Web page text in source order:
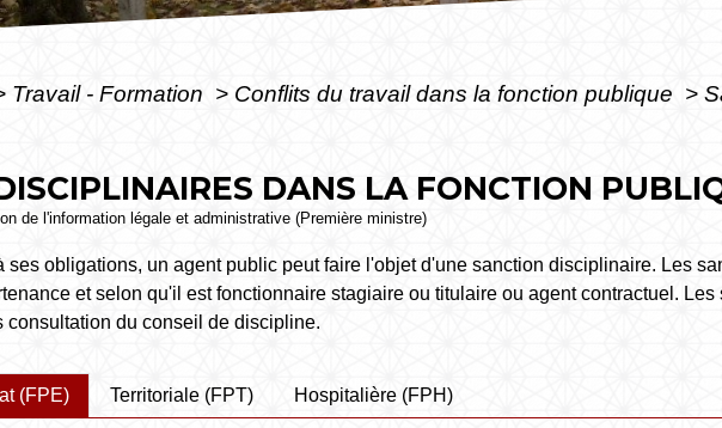
Travail - Formation > Conflits du travail dans la fonction publique >
DANS LA FONCTION
de l'information légale et administrative (Première ministre)
ses obligations, un agent public peut faire l'objet d'une sanction disciplinaire. Les
et selon qu'il est fonctionnaire stagiaire ou titulaire ou agent contractuel.
consultation du conseil de discipline.
(FPE) Territoriale (FPT) Hospitalière (FPH)